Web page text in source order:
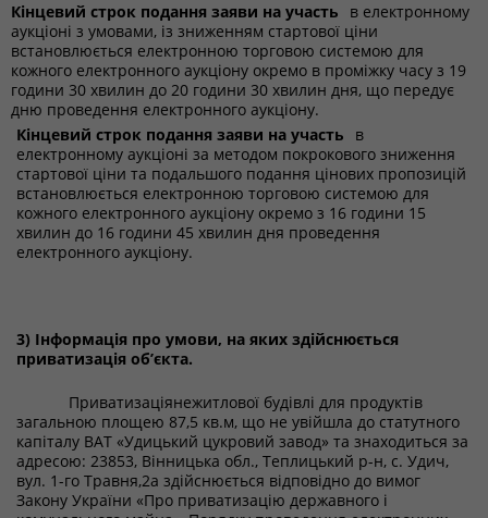
Кінцевий строк подання заяви на участь
в електронному
аукціоні з умовами, із зниженням стартової ціни
встановлюється електронною торговою системою для
кожного електронного аукціону окремо в проміжку часу з 19
години 30 хвилин до 20 години 30 хвилин дня, що передує
дню проведення електронного аукціону.
Кінцевий строк подання заяви на участь
в
електронному аукціоні за методом покрокового зниження
стартової ціни та подальшого подання цінових пропозицій
встановлюється електронною торговою системою для
кожного електронного аукціону окремо з 16 години 15
хвилин до 16 години 45 хвилин дня проведення
електронного аукціону.
3) Інформація про умови, на яких здійснюється
приватизація об’єкта.
Приватизаціянежитлової будівлі для продуктів
загальною площею 87,5 кв.м, що не увійшла до статутного
капіталу ВАТ «Удицький цукровий завод» та знаходиться за
адресою: 23853, Вінницька обл., Теплицький р-н, с. Удич,
вул. 1-го Травня,2а здійснюється відповідно до вимог
Закону України «Про приватизацію державного і